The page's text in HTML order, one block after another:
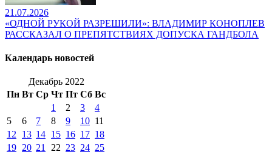
21.07.2026
«ОДНОЙ РУКОЙ РАЗРЕШИЛИ»: ВЛАДИМИР КОНОПЛЕВ
РАССКАЗАЛ О ПРЕПЯТСТВИЯХ ДОПУСКА ГАНДБОЛА
Календарь новостей
Декабрь 2022
Пн Вт Ср Чт Пт Сб Вс
1
2 3
4
5
6 7 8 9 10 11
12 13 14 15 16 17 18
19 20 21 22 23 24 25